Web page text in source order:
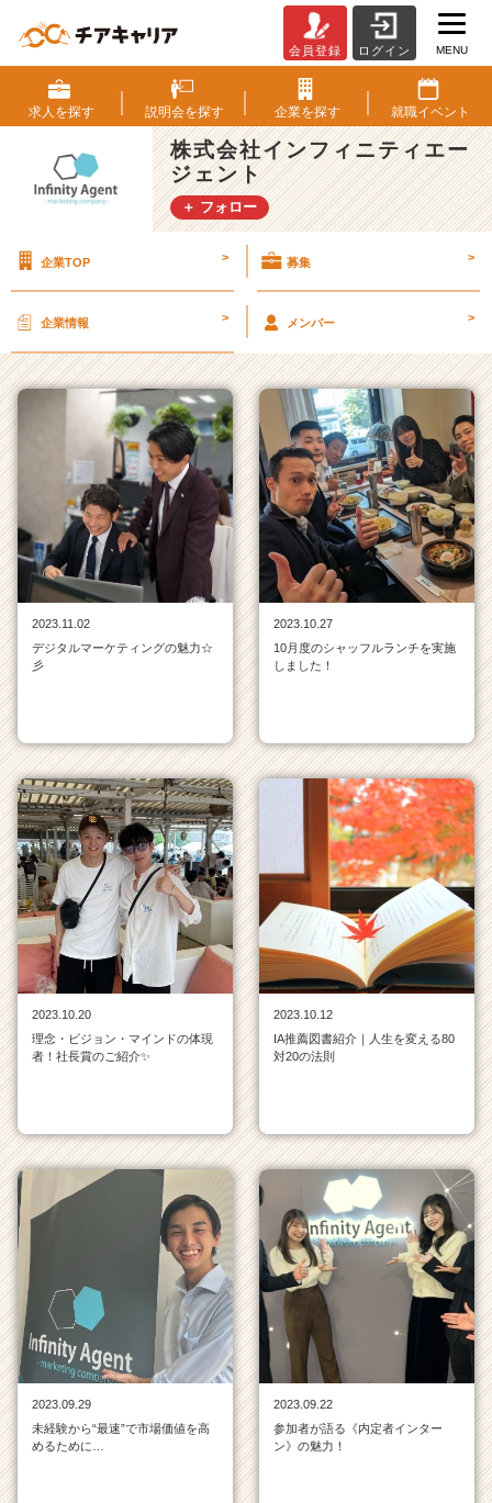
式
会
社
イ
ン
フ
ィ
ィ
ジ
ェ
ン
ト
の
タ
イ
ム
|
ャ
ー・
成
長
企
業
か
ら
ス
カ
ウ
届
サ
イ
チ
ア
キ
ャ
リ
ア
（C
e
会員登録 ログイン MENU
求人を探す 説明会を探す 企業を探す 就職イベント
株式会社インフィニティエー
ジェント
＋ フォロー
企業TOP > 募集 >
企業情報 > メンバー >
2023.11.02
デジタルマーケティングの魅力☆
彡
2023.10.27
10月度のシャッフルランチを実施
しました！
2023.10.20
理念・ビジョン・マインドの体現
者！社長賞のご紹介✨
2023.10.12
IA推薦図書紹介｜人生を変える80
対20の法則
2023.09.29
未経験から“最速”で市場価値を高
めるために…
2023.09.22
参加者が語る《内定者インター
ン》の魅力！